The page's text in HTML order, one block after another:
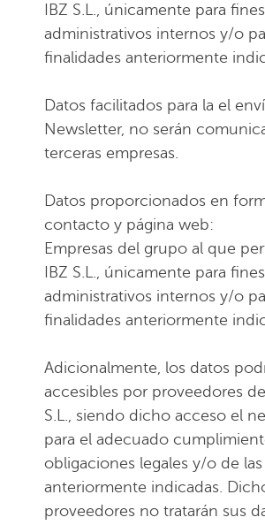
IBZ S.L., únicamente para fines
administrativos internos y/o
finalidades anteriormente
Datos facilitados para la el
Newsletter, no serán
terceras empresas.
Datos proporcionados en
contacto y página web:
Empresas del grupo al que
IBZ S.L., únicamente para fines
administrativos internos y/o
finalidades anteriormente
Adicionalmente, los datos
accesibles por proveedores de
S.L., siendo dicho acceso el
para el adecuado
obligaciones legales y/o de
anteriormente indicadas.
proveedores no tratarán sus